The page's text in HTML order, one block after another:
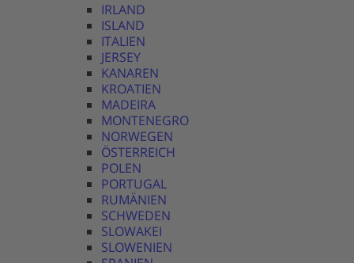
IRLAND
ISLAND
ITALIEN
JERSEY
KANAREN
KROATIEN
MADEIRA
MONTENEGRO
NORWEGEN
ÖSTERREICH
POLEN
PORTUGAL
RUMÄNIEN
SCHWEDEN
SLOWAKEI
SLOWENIEN